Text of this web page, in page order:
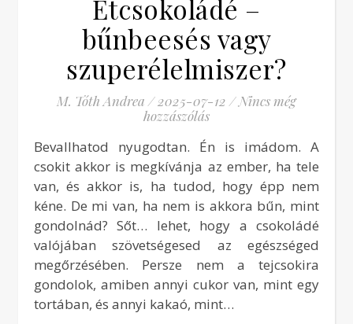
Étcsokoládé –
bűnbeesés vagy
szuperélelmiszer?
M. Tóth Andrea / 2025-07-12 / Nincs még
hozzászólás
Bevallhatod nyugodtan. Én is imádom. A
csokit akkor is megkívánja az ember, ha tele
van, és akkor is, ha tudod, hogy épp nem
kéne. De mi van, ha nem is akkora bűn, mint
gondolnád? Sőt… lehet, hogy a csokoládé
valójában szövetségesed az egészséged
megőrzésében. Persze nem a tejcsokira
gondolok, amiben annyi cukor van, mint egy
tortában, és annyi kakaó, mint…